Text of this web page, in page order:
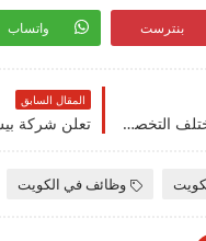
بنترست واتساب
وظائف شاغرة جديدة في شركة أكوا باور لمختلف التخصصات للوافدين والمقيمين في الكويت لعام 2025
المقال السابق
وظائف في الكويت